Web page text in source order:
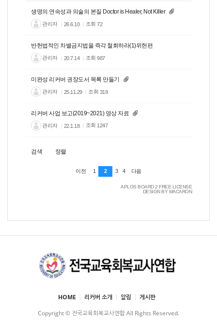
생명의 연속성과 의술의 본질 Doctor is Healer, Not Killer
관리자 26.6.10 조회72
반헌법적인 차별금지법을 즉각 철회하라(1)위헌편
관리자 20.7.14 조회987
미완성 리커버 권장도서 목록 만들기
관리자 25.11.29 조회 319
리커버 사업 보고(2019~2021) 영상 자료
관리자 22.1.18 조회 1247
검색 정렬
이전 1 2 3 4 다음
APLOS BOARD 2 FREE LICENSE
DESIGN BY MACARON
HOME 리커버 소개 알림 게시판
Copyright © 전국교육회복교사연합 All Rights Reserved.